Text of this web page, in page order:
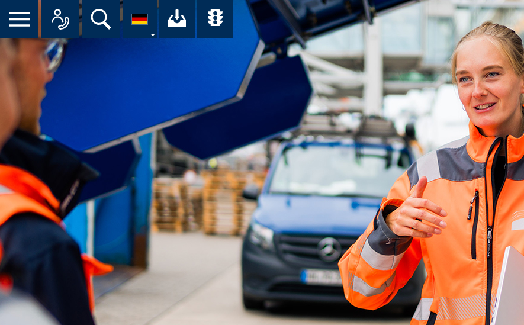
Suche Ihr Download-Center der HPA
Übersicht aller Verkehrsmeldungen im Hafen am